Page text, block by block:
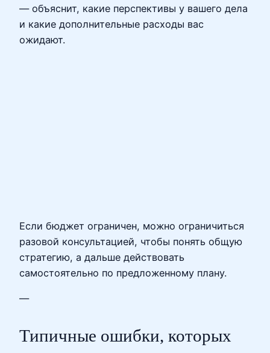
— объяснит, какие перспективы у вашего дела
и какие дополнительные расходы вас
ожидают.
Если бюджет ограничен, можно ограничиться
разовой консультацией, чтобы понять общую
стратегию, а дальше действовать
самостоятельно по предложенному плану.
—
Типичные ошибки, которых